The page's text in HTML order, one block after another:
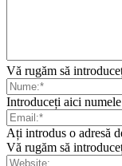
Vă rugăm să
Introduceți aici
Ați introdus o adresă
Vă rugăm să